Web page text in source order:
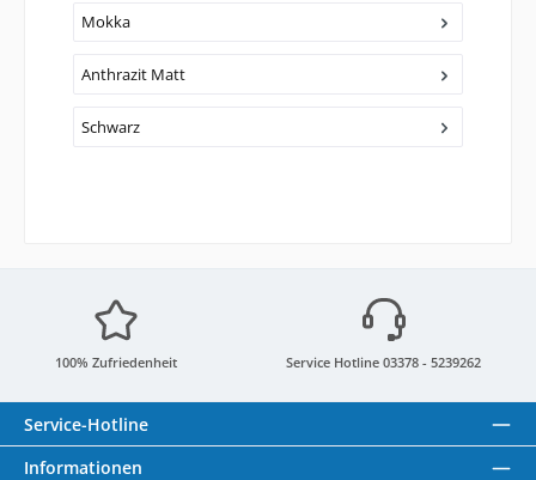
Mokka
Anthrazit Matt
Schwarz
100% Zufriedenheit Service Hotline 03378 - 5239262
Service-Hotline
Informationen